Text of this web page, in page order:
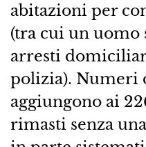
abitazioni per
(tra cui un uomo
arresti
polizia). Numeri
aggiungono ai
rimasti senza